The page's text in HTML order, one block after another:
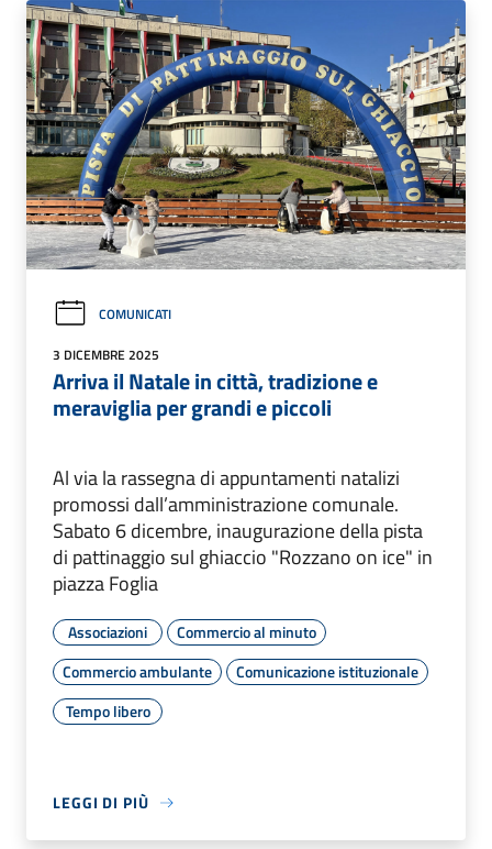
COMUNICATI
3 DICEMBRE 2025
Arriva il Natale in città, tradizione e
meraviglia per grandi e piccoli
Al via la rassegna di appuntamenti natalizi
promossi dall’amministrazione comunale.
Sabato 6 dicembre, inaugurazione della pista
di pattinaggio sul ghiaccio "Rozzano on ice" in
piazza Foglia
Associazioni
Commercio al minuto
Commercio ambulante
Comunicazione istituzionale
Tempo libero
LEGGI DI PIÙ